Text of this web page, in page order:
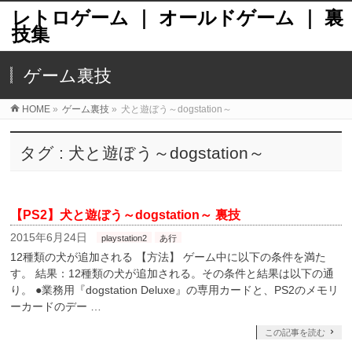
レトロゲーム ｜ オールドゲーム ｜ 裏
技集
ゲーム裏技
HOME » ゲーム裏技 » 犬と遊ぼう～dogstation～
タグ : 犬と遊ぼう～dogstation～
【PS2】犬と遊ぼう～dogstation～ 裏技
2015年6月24日 playstation2 あ行
12種類の犬が追加される 【方法】 ゲーム中に以下の条件を満た
す。 結果：12種類の犬が追加される。その条件と結果は以下の通
り。 ●業務用『dogstation Deluxe』の専用カードと、PS2のメモリ
ーカードのデー …
この記事を読む